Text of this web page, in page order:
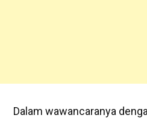
Dalam wawancaranya